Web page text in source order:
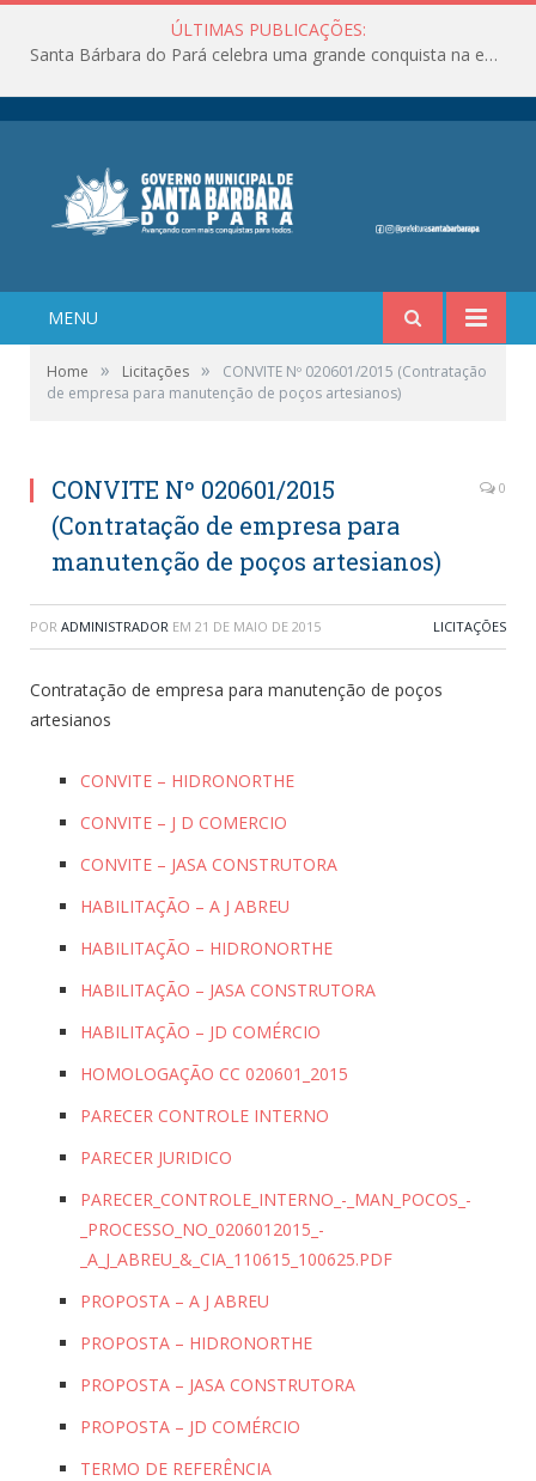
ÚLTIMAS PUBLICAÇÕES:
Santa Bárbara do Pará celebra uma grande conquista na educação!
MENU
Home » Licitações »
CONVITE Nº 020601/2015 (Contratação
de empresa para manutenção de poços artesianos)
CONVITE Nº 020601/2015
(Contratação de empresa para
manutenção de poços artesianos)
0
POR ADMINISTRADOR EM 21 DE MAIO DE 2015 LICITAÇÕES
Contratação de empresa para manutenção de poços
artesianos
CONVITE – HIDRONORTHE
CONVITE – J D COMERCIO
CONVITE – JASA CONSTRUTORA
HABILITAÇÃO – A J ABREU
HABILITAÇÃO – HIDRONORTHE
HABILITAÇÃO – JASA CONSTRUTORA
HABILITAÇÃO – JD COMÉRCIO
HOMOLOGAÇÃO CC 020601_2015
PARECER CONTROLE INTERNO
PARECER JURIDICO
PARECER_CONTROLE_INTERNO_-_MAN_POCOS_-
_PROCESSO_NO_0206012015_-
_A_J_ABREU_&_CIA_110615_100625.PDF
PROPOSTA – A J ABREU
PROPOSTA – HIDRONORTHE
PROPOSTA – JASA CONSTRUTORA
PROPOSTA – JD COMÉRCIO
TERMO DE REFERÊNCIA